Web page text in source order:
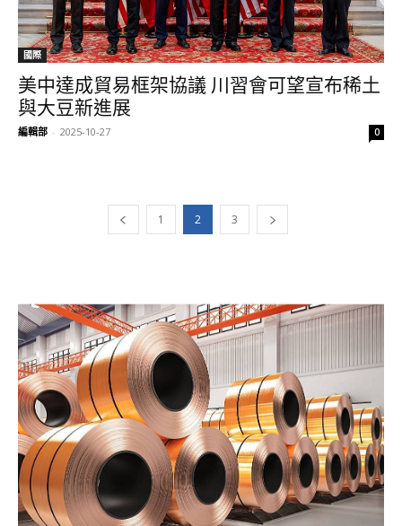
國際
美中達成貿易框架協議 川習會可望宣布稀土
與大豆新進展
編輯部 - 2025-10-27 0
1 2 3